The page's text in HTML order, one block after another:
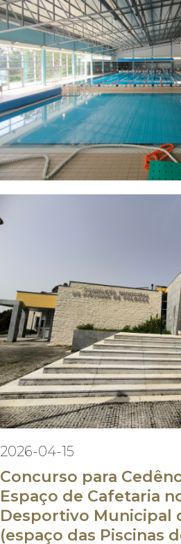
2026-04-15
Concurso para
Espaço de Cafetaria
Desportivo Municipal
(espaço das Piscinas